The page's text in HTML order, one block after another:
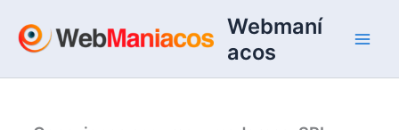
contenido
Webmaní
acos